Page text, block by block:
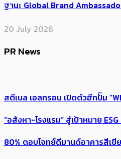
ฐานะ Global Brand
20 July 2026
PR News
สตีเบล เอลทรอน เปิดตัวฮีทปั๊ม
“อสังหา-โรงแรม” สู่เป้าหมาย
80% ตอบโจทย์ดีมานด์อาคารสีเขี